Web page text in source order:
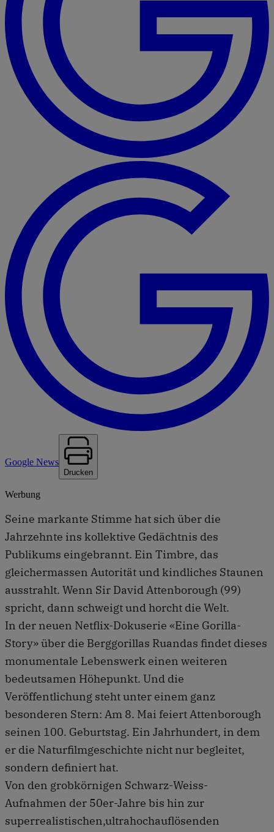
Google News
Drucken
Werbung
Seine markante Stimme hat sich über die
Jahrzehnte ins kollektive Gedächtnis des
Publikums eingebrannt. Ein Timbre, das
gleichermassen Autorität und kindliches Staunen
ausstrahlt. Wenn Sir David Attenborough (99)
spricht, dann schweigt und horcht die Welt.
In der neuen Netflix-Dokuserie «Eine Gorilla-
Story» über die Berggorillas Ruandas findet dieses
monumentale Lebenswerk einen weiteren
bedeutsamen Höhepunkt. Und die
Veröffentlichung steht unter einem ganz
besonderen Stern: Am 8. Mai feiert Attenborough
seinen 100. Geburtstag. Ein Jahrhundert, in dem
er die Naturfilmgeschichte nicht nur begleitet,
sondern definiert hat.
Von den grobkörnigen Schwarz-Weiss-
Aufnahmen der 50er-Jahre bis hin zur
superrealistischen,ultrahochauflösenden